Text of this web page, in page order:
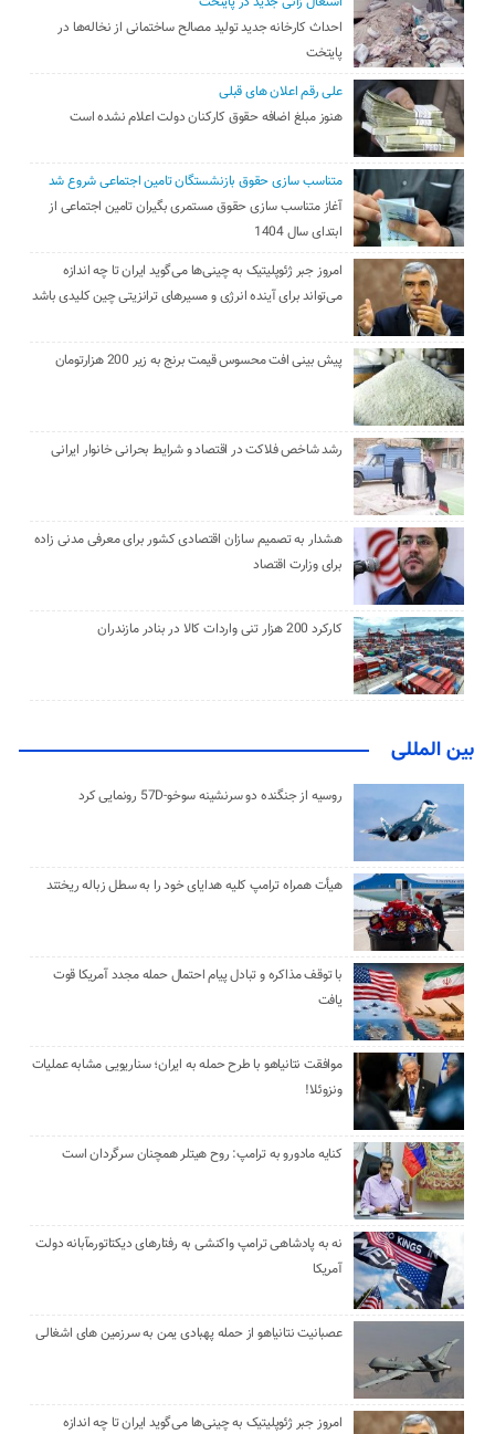
احداث کارخانه جدید تولید مصالح ساختمانی از نخاله‌ها در
پایتخت
علی رقم اعلان های قبلی
هنوز مبلغ اضافه حقوق کارکنان دولت اعلام نشده است
متناسب سازی حقوق بازنشستگان تامین اجتماعی شروع شد
آغاز متناسب سازی حقوق مستمری بگیران تامین اجتماعی از
ابتدای سال 1404
امروز جبر ژئوپلیتیک به چینی‌ها می‌گوید ایران تا چه اندازه
می‌تواند برای آینده انرژی و مسیرهای ترانزیتی چین کلیدی باشد
پیش بینی افت محسوس قیمت برنج به زیر 200 هزارتومان
رشد شاخص فلاکت در اقتصاد و شرایط بحرانی خانوار ایرانی
هشدار به تصمیم سازان اقتصادی کشور برای معرفی مدنی زاده
برای وزارت اقتصاد
کارکرد 200 هزار تنی واردات کالا در بنادر مازندران
بین المللی
روسیه از جنگنده دو سرنشینه سوخو-57D رونمایی کرد
هیأت همراه ترامپ کلیه هدایای خود را به سطل زباله ریختند
با توقف مذاکره و تبادل پیام احتمال حمله مجدد آمریکا قوت
یافت
موافقت نتانیاهو با طرح حمله به ایران؛ سناریویی مشابه عملیات
ونزوئلا!
کنایه مادورو به ترامپ: روح هیتلر همچنان سرگردان است
نه به پادشاهی ترامپ واکنشی به رفتارهای دیکتاتورمآبانه دولت
آمریکا
عصبانیت نتانیاهو از حمله پهبادی یمن به سرزمین های اشغالی
امروز جبر ژئوپلیتیک به چینی‌ها می‌گوید ایران تا چه اندازه